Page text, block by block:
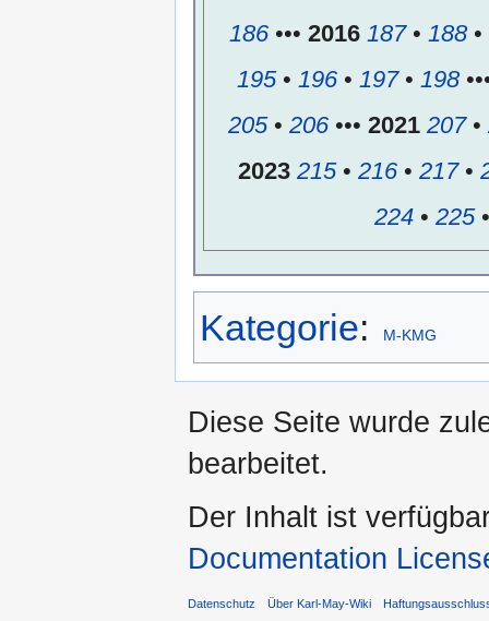
186••• 2016 187• 188•
195• 196• 197• 198
205• 206••• 2021 207•
2023 215• 216• 217•
224• 225
Kategorie: M-KMG
Diese Seite wurde
bearbeitet.
Der Inhalt ist
Documentation
Datenschutz Über Karl-May-Wiki